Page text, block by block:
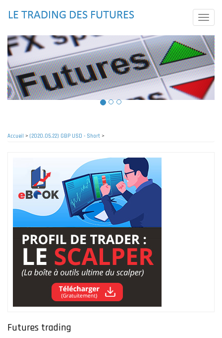
principal
Toggle
Accueil > (2020.05.22) GBP USD - Short >
Futures trading